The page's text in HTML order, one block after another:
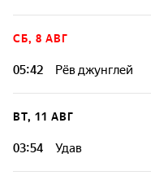
В этом эпизоде мы
исторические
СБ, 8 АВГ
05:42 Рёв джунглей
Гондурас - это
Тихим океаном на
ВТ, 11 АВГ
03:54 Удав
Гондурас - это